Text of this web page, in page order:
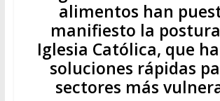
alimentos han
manifiesto la
Iglesia Católica, que
soluciones rápidas
sectores más